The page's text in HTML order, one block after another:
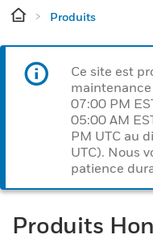
Produits
Ce site est
07:00 PM
05:00 AM
PM UTC au
UTC). Nous
patience
Produits